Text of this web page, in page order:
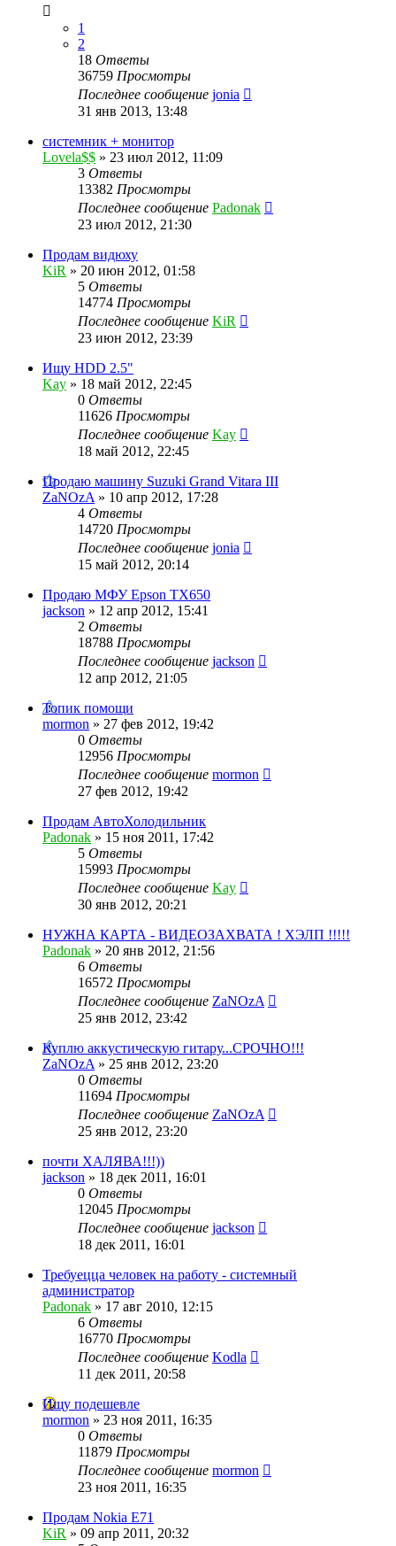
1
2
18 Ответы
36759 Просмотры
Последнее сообщение jonia
31 янв 2013, 13:48
системник + монитор
Lovela$$ » 23 июл 2012, 11:09
3 Ответы
13382 Просмотры
Последнее сообщение Padonak
23 июл 2012, 21:30
Продам видюху
KiR » 20 июн 2012, 01:58
5 Ответы
14774 Просмотры
Последнее сообщение KiR
23 июн 2012, 23:39
Ищу HDD 2.5"
Kay » 18 май 2012, 22:45
0 Ответы
11626 Просмотры
Последнее сообщение Kay
18 май 2012, 22:45
Продаю машину Suzuki Grand Vitara III
ZaNOzA » 10 апр 2012, 17:28
4 Ответы
14720 Просмотры
Последнее сообщение jonia
15 май 2012, 20:14
Продаю МФУ Epson TX650
jackson » 12 апр 2012, 15:41
2 Ответы
18788 Просмотры
Последнее сообщение jackson
12 апр 2012, 21:05
Топик помощи
mormon » 27 фев 2012, 19:42
0 Ответы
12956 Просмотры
Последнее сообщение mormon
27 фев 2012, 19:42
Продам АвтоХолодильник
Padonak » 15 ноя 2011, 17:42
5 Ответы
15993 Просмотры
Последнее сообщение Kay
30 янв 2012, 20:21
НУЖНА КАРТА - ВИДЕОЗАХВАТА ! ХЭЛП !!!!!
Padonak » 20 янв 2012, 21:56
6 Ответы
16572 Просмотры
Последнее сообщение ZaNOzA
25 янв 2012, 23:42
Куплю аккустическую гитару...СРОЧНО!!!
ZaNOzA » 25 янв 2012, 23:20
0 Ответы
11694 Просмотры
Последнее сообщение ZaNOzA
25 янв 2012, 23:20
почти ХАЛЯВА!!!))
jackson » 18 дек 2011, 16:01
0 Ответы
12045 Просмотры
Последнее сообщение jackson
18 дек 2011, 16:01
Требуецца человек на работу - системный
администратор
Padonak » 17 авг 2010, 12:15
6 Ответы
16770 Просмотры
Последнее сообщение Kodla
11 дек 2011, 20:58
Ищу подешевле
mormon » 23 ноя 2011, 16:35
0 Ответы
11879 Просмотры
Последнее сообщение mormon
23 ноя 2011, 16:35
Продам Nokia E71
KiR » 09 апр 2011, 20:32